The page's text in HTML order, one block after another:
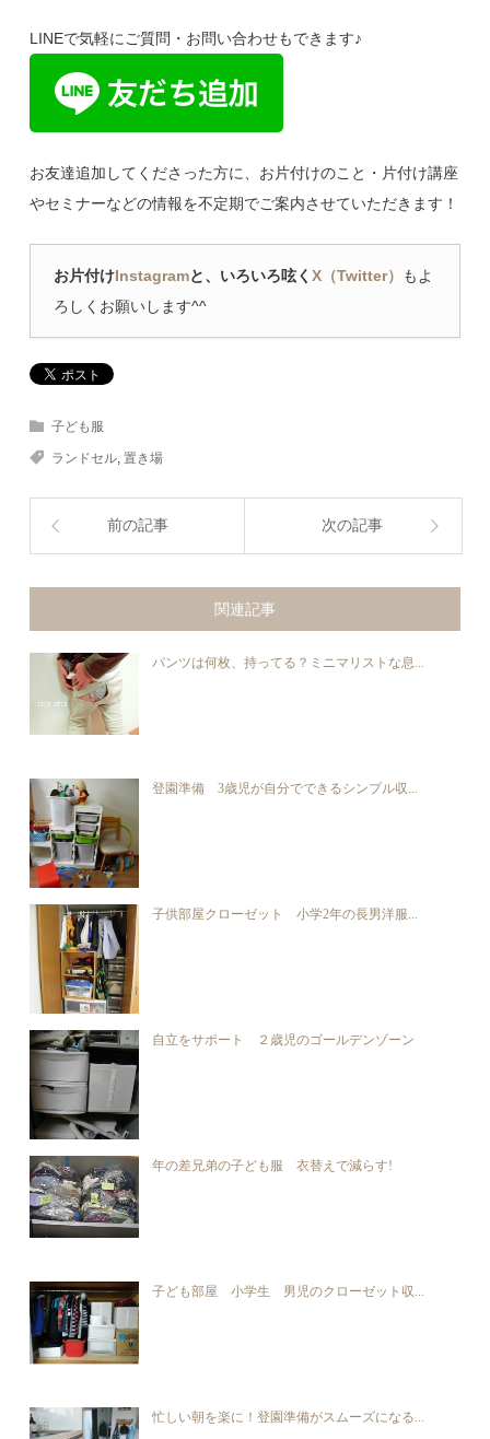
LINEで気軽にご質問・お問い合わせもできます♪
お友達追加してくださった方に、お片付けのこと・片付け講座
やセミナーなどの情報を不定期でご案内させていただきます！
お片付けInstagramと、いろいろ呟くX（Twitter）
もよ
ろしくお願いします^^
子ども服
ランドセル,置き場
前の記事 次の記事
関連記事
パンツは何枚、持ってる？ミニマリストな息...
登園準備 3歳児が自分でできるシンプル収...
子供部屋クローゼット 小学2年の長男洋服...
自立をサポート ２歳児のゴールデンゾーン
年の差兄弟の子ども服 衣替えで減らす!
子ども部屋 小学生 男児のクローゼット収...
忙しい朝を楽に！登園準備がスムーズになる...